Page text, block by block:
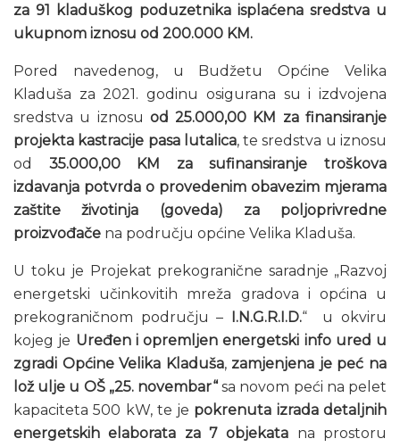
za 91 kladuškog poduzetnika isplaćena sredstva u
ukupnom iznosu od 200.000 KM.
Pored navedenog, u Budžetu Općine Velika
Kladuša za 2021. godinu osigurana su i izdvojena
sredstva u iznosu od 25.000,00 KM za finansiranje
projekta kastracije pasa lutalica, te sredstva u iznosu
od 35.000,00 KM za sufinansiranje troškova
izdavanja potvrda o provedenim obavezim mjerama
zaštite životinja (goveda) za poljoprivredne
proizvođače na području općine Velika Kladuša.
U toku je Projekat prekogranične saradnje „Razvoj
energetski učinkovitih mreža gradova i općina u
prekograničnom području – I.N.G.R.I.D.“ u okviru
kojeg je Uređen i opremljen energetski info ured u
zgradi Općine Velika Kladuša, zamjenjena je peć na
lož ulje u OŠ „25. novembar“ sa novom peći na pelet
kapaciteta 500 kW, te je pokrenuta izrada detaljnih
energetskih elaborata za 7 objekata na prostoru